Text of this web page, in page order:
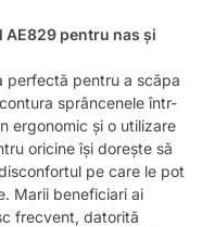
AE829 pentru nas și
perfectă pentru a scăpa
sprâncenele într-
ergonomic și o utilizare
oricine își dorește să
pe care le pot
Marii beneficiari ai
frecvent, datorită